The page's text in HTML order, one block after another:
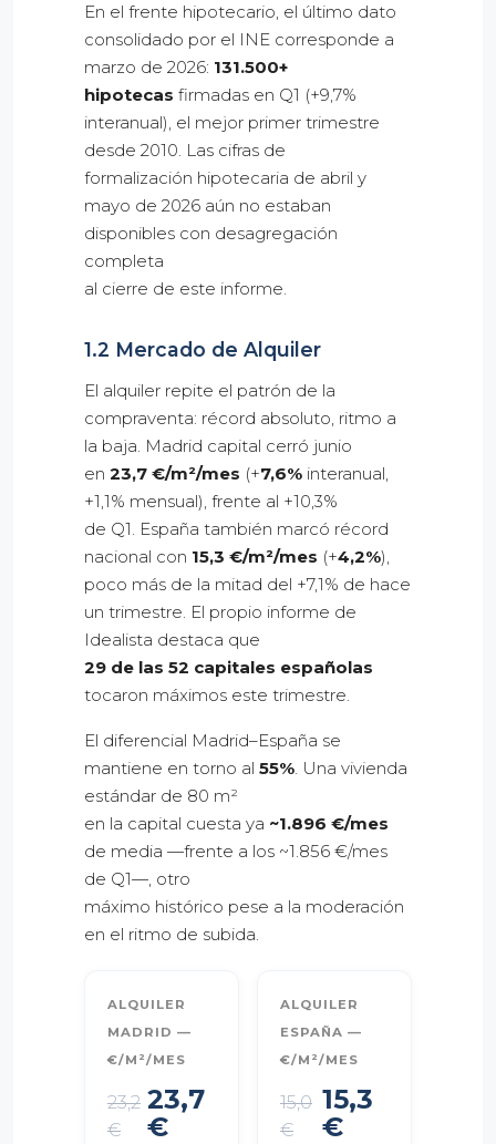
En el frente hipotecario, el último dato
consolidado por el INE corresponde a
marzo de 2026: 131.500+
hipotecas firmadas en Q1 (+9,7%
interanual), el mejor primer trimestre
desde 2010. Las cifras de
formalización hipotecaria de abril y
mayo de 2026 aún no estaban
disponibles con desagregación
completa
al cierre de este informe.
1.2 Mercado de Alquiler
El alquiler repite el patrón de la
compraventa: récord absoluto, ritmo a
la baja. Madrid capital cerró junio
en 23,7 €/m²/mes (+7,6% interanual,
+1,1% mensual), frente al +10,3%
de Q1. España también marcó récord
nacional con 15,3 €/m²/mes (+4,2%),
poco más de la mitad del +7,1% de hace
un trimestre. El propio informe de
Idealista destaca que
29 de las 52 capitales españolas
tocaron máximos este trimestre.
El diferencial Madrid–España se
mantiene en torno al 55%. Una vivienda
estándar de 80 m²
en la capital cuesta ya ~1.896 €/mes
de media —frente a los ~1.856 €/mes
de Q1—, otro
máximo histórico pese a la moderación
en el ritmo de subida.
ALQUILER
MADRID —
€/M²/MES
23,2
€
23,7
€
ALQUILER
ESPAÑA —
€/M²/MES
15,0
€
15,3
€